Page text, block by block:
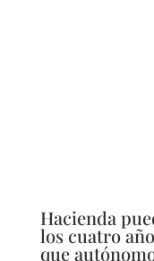
Hacienda
los cuatro
que